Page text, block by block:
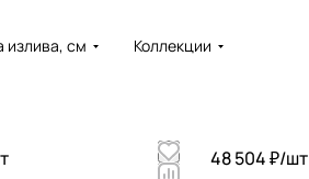
излива, см Коллекции
48 504 ₽/шт